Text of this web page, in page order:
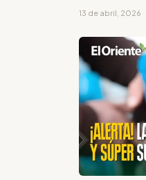
13 de abril, 2026